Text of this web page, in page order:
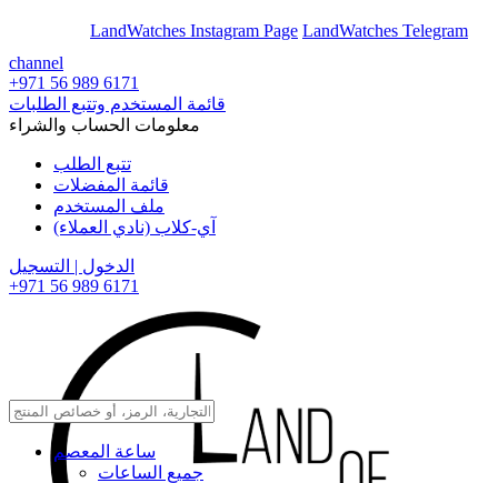
LandWatches Instagram Page LandWatches Telegram
channel
+971 56 989 6171
قائمة المستخدم وتتبع الطلبات
معلومات الحساب والشراء
تتبع الطلب
قائمة المفضلات
ملف المستخدم
آي-كلاب (نادي العملاء)
الدخول | التسجيل
+971 56 989 6171
ساعة المعصم
جميع الساعات